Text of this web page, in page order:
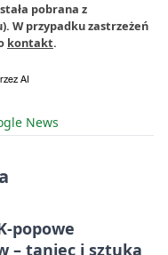
pobrana z
W przypadku zastrzeżeń
kontakt.
News
popowe
– taniec i sztuka